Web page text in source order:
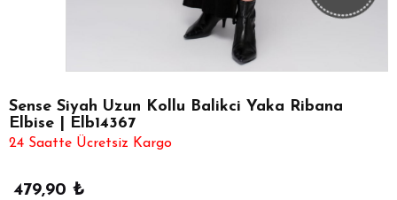
Sense Siyah Uzun Kollu Balikci Yaka Ribana
Elbise | Elb14367
24 Saatte Ücretsiz Kargo
479,90 ₺